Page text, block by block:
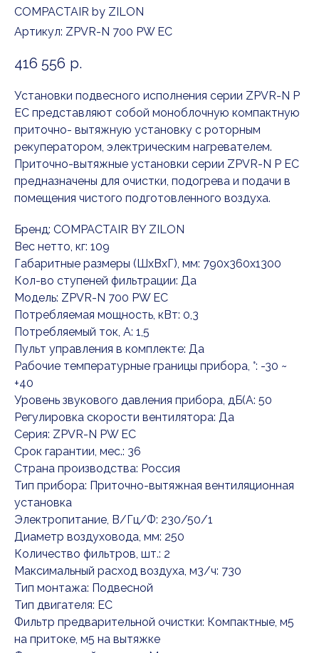
COMPACTAIR by ZILON
Артикул: ZPVR-N 700 PW EC
416 556 р.
Установки подвесного исполнения серии ZPVR-N P
EC представляют собой моноблочную компактную
приточно- вытяжную установку с роторным
рекуператором, электрическим нагревателем.
Приточно-вытяжные установки серии ZPVR-N P EC
предназначены для очистки, подогрева и подачи в
помещения чистого подготовленного воздуха.
Бренд: COMPACTAIR BY ZILON
Вес нетто, кг: 109
Габаритные размеры (ШxВxГ), мм: 790x360x1300
Кол-во ступеней фильтрации: Да
Модель: ZPVR-N 700 PW EC
Потребляемая мощность, кВт: 0,3
Потребляемый ток, А: 1,5
Пульт управления в комплекте: Да
Рабочие температурные границы прибора, °: -30 ~
+40
Уровень звукового давления прибора, дБ(А: 50
Регулировка скорости вентилятора: Да
Серия: ZPVR-N PW ЕС
Срок гарантии, мес.: 36
Страна производства: Россия
Тип прибора: Приточно-вытяжная вентиляционная
установка
Электропитание, В/Гц/Ф: 230/50/1
Диаметр воздуховода, мм: 250
Количество фильтров, шт.: 2
Максимальный расход воздуха, м3/ч: 730
Тип монтажа: Подвесной
Тип двигателя: EC
Фильтр предварительной очистки: Компактные, м5
на притоке, м5 на вытяжке